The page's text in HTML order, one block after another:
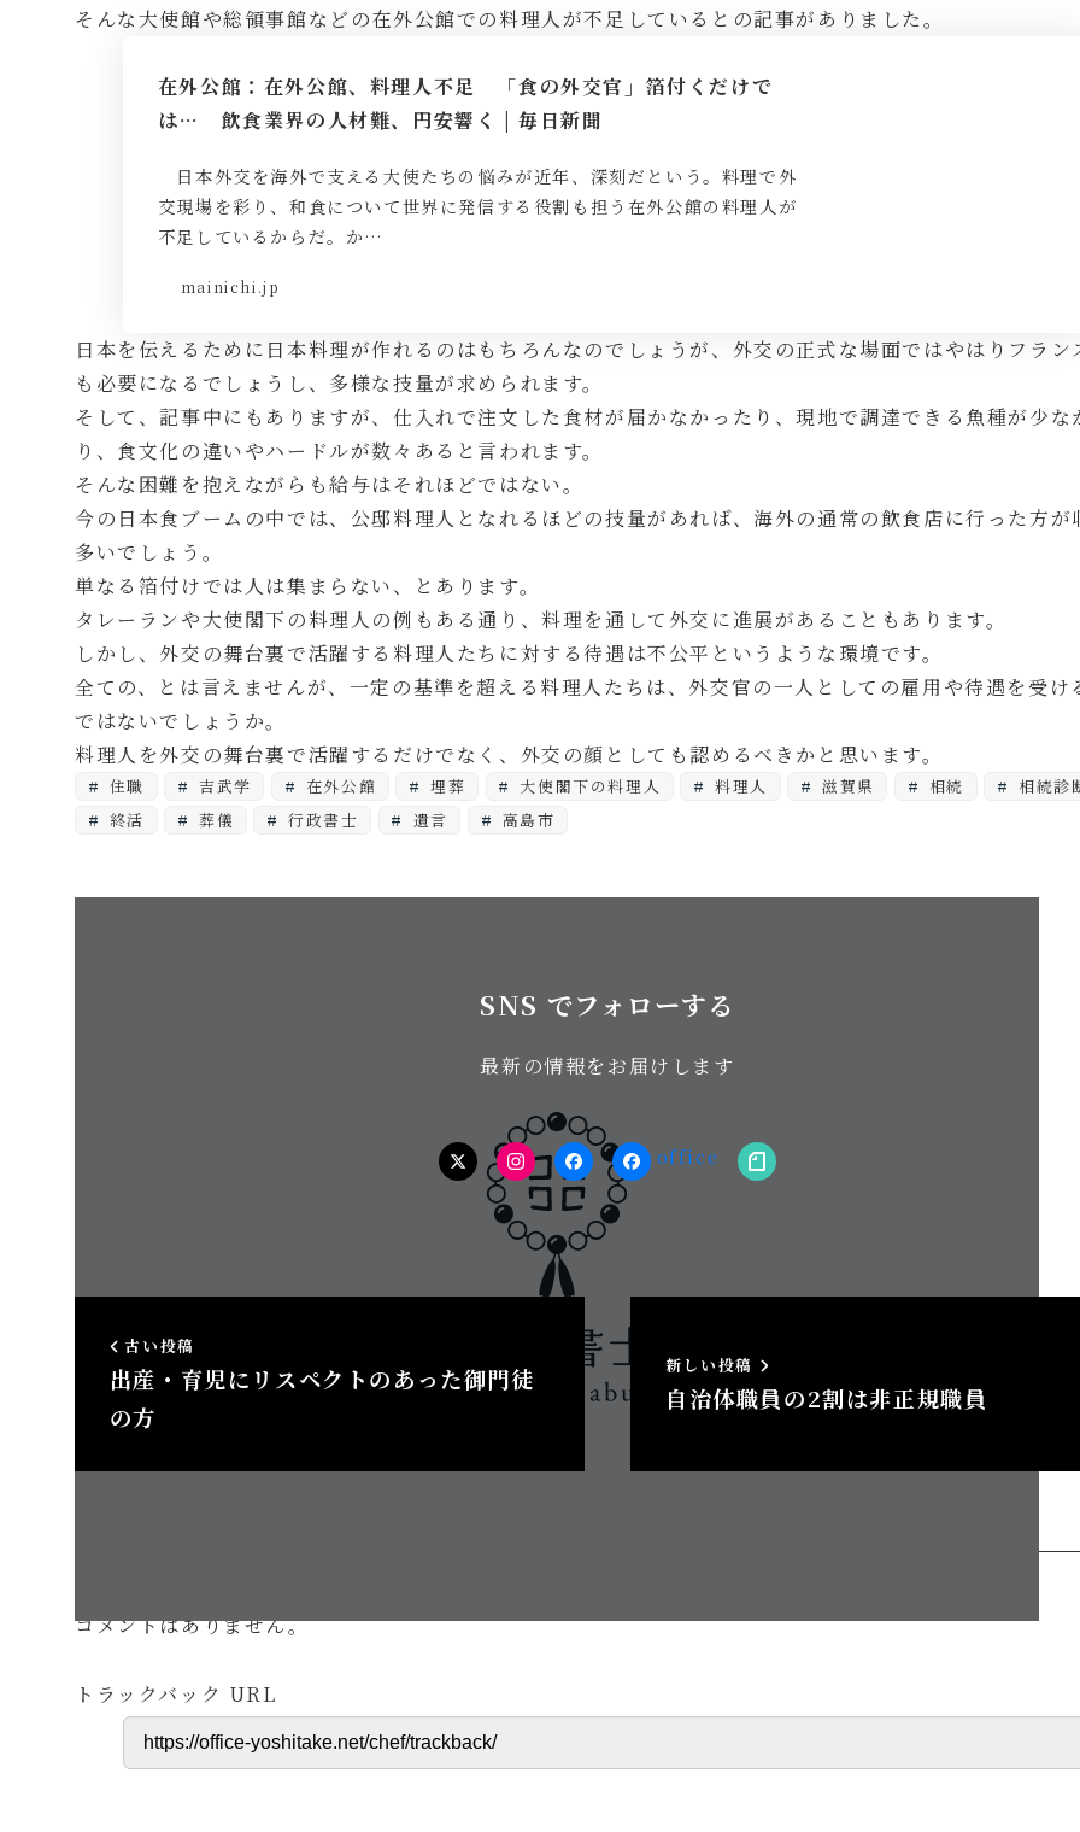
そんな大使館や総領事館などの在外公館での料理人が不足しているとの記事がありました。
在外公館：在外公館、料理人不足 「食の外交官」箔付くだけで
は… 飲食業界の人材難、円安響く | 毎日新聞
日本外交を海外で支える大使たちの悩みが近年、深刻だという。料理で外
交現場を彩り、和食について世界に発信する役割も担う在外公館の料理人が
不足しているからだ。か…
mainichi.jp
日本を伝えるために日本料理が作れるのはもちろんなのでしょうが、外交の正式な場面ではやはりフラン
も必要になるでしょうし、多様な技量が求められます。
そして、記事中にもありますが、仕入れで注文した食材が届かなかったり、現地で調達できる魚種が少な
り、食文化の違いやハードルが数々あると言われます。
そんな困難を抱えながらも給与はそれほどではない。
今の日本食ブームの中では、公邸料理人となれるほどの技量があれば、海外の通常の飲食店に行った方が
多いでしょう。
単なる箔付けでは人は集まらない、とあります。
タレーランや大使閣下の料理人の例もある通り、料理を通して外交に進展があることもあります。
しかし、外交の舞台裏で活躍する料理人たちに対する待遇は不公平というような環境です。
全ての、とは言えませんが、一定の基準を超える料理人たちは、外交官の一人としての雇用や待遇を受け
ではないでしょうか。
料理人を外交の舞台裏で活躍するだけでなく、外交の顔としても認めるべきかと思います。
住職 吉武学 在外公館 埋葬 大使閣下の料理人 料理人 滋賀県 相続
相続診
終活
葬儀 行政書士 遺言 高島市
SNS でフォローする
最新の情報をお届けします
twitterInstagramfacebook（個
人）
facebook（事note
古い投稿
出産・育児にリスペクトのあった御門徒
の方
新しい投稿
自治体職員の2割は非正規職員
コメントはありません。
トラックバック URL